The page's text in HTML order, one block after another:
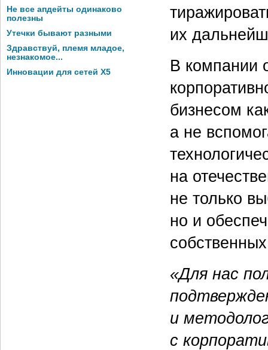
Не все апдейты одинаково
полезны
Утечки бывают разными
Здравствуй, племя младое,
незнакомое...
Инновации для сетей X5
их
В компании
бизнесом
а не
на
не только
но и
«Для нас
и
с